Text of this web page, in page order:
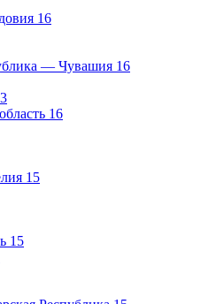
16
— Чувашия 16
3
16
15
15